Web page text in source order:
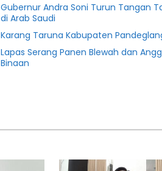
Gubernur Andra Soni Turun Tangan
di Arab Saudi
Karang Taruna Kabupaten
Lapas Serang Panen Blewah dan
Binaan